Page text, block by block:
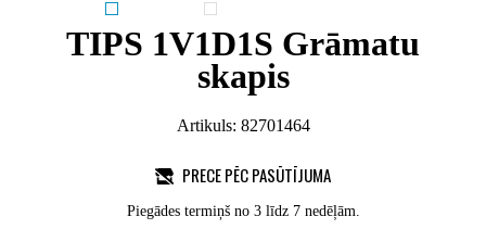
TIPS 1V1D1S Grāmatu
skapis
Artikuls: 82701464
PRECE PĒC PASŪTĪJUMA
Piegādes termiņš no 3 līdz 7 nedēļām.